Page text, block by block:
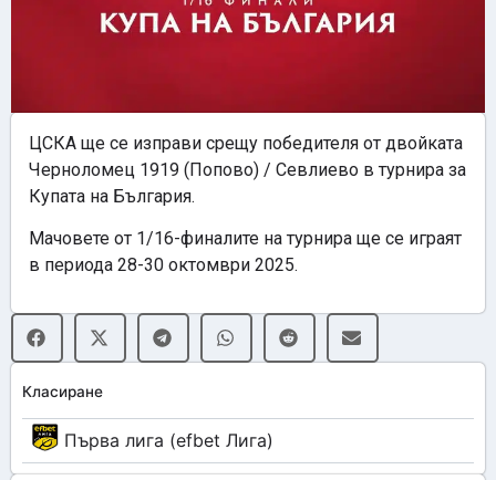
Класиране
Първа лига (efbet Лига)
ЦСКА ще се изправи срещу победителя от двойката
Черноломец 1919 (Попово) / Севлиево в турнира за
Купата на България.
Мачовете от 1/16-финалите на турнира ще се играят
в периода 28-30 октомври 2025.